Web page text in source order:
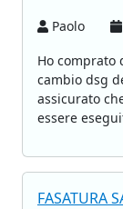
Paolo
Ho comprato
cambio dsg
assicurato
essere
FASATURA